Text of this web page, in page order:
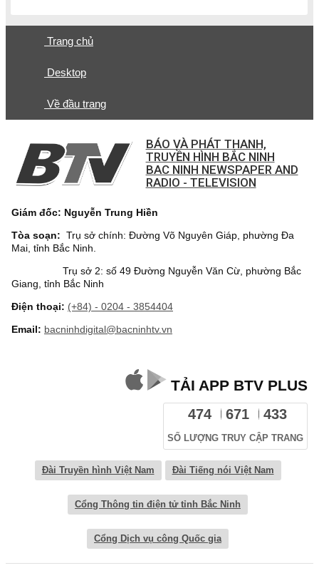
Trang chủ
Desktop
Về đầu trang
BÁO VÀ PHÁT THANH,
TRUYỀN HÌNH BẮC NINH
BAC NINH NEWSPAPER AND
RADIO - TELEVISION
Giám đốc: Nguyễn Trung Hiền
Tòa soạn: Trụ sở chính: Đường Võ Nguyên Giáp, phường Đa
Mai, tỉnh Bắc Ninh.
Trụ sở 2: số 49 Đường Nguyễn Văn Cừ, phường Bắc
Giang, tỉnh Bắc Ninh
Điện thoại: (+84) - 0204 - 3854404
Email: bacninhdigital@bacninhtv.vn
TẢI APP BTV PLUS
474 671 433
SỐ LƯỢNG TRUY CẬP TRANG
Đài Truyền hình Việt Nam Đài Tiếng nói Việt Nam
Cổng Thông tin điện tử tỉnh Bắc Ninh
Cổng Dịch vụ công Quốc gia